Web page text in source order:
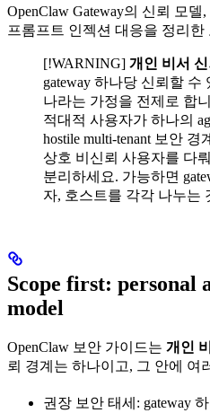
OpenClaw Gateway의 신뢰 모
프롬프트 인젝션 대응을 정리한
[!WARNING] 개인 비서
gateway 하나당 신뢰할
나라는 가정을 전제로 합
적대적 사용자가 하나의
hostile multi-tenant 보안
상호 비신뢰 사용자를 다
분리하세요. 가능하면
자, 호스트를 각각 나누는
Scope first: personal
model
OpenClaw 보안 가이드는 개인
뢰 경계는 하나이고, 그 안에 여
권장 보안 태세: gateway